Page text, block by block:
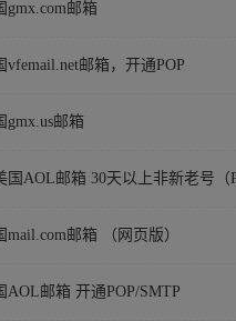
gmx.com邮箱
vfemail.net邮箱，开通POP
gmx.us邮箱
国AOL邮箱 30天以上非新老号（
邮箱 （网页版）
AOL邮箱 开通POP/SMTP